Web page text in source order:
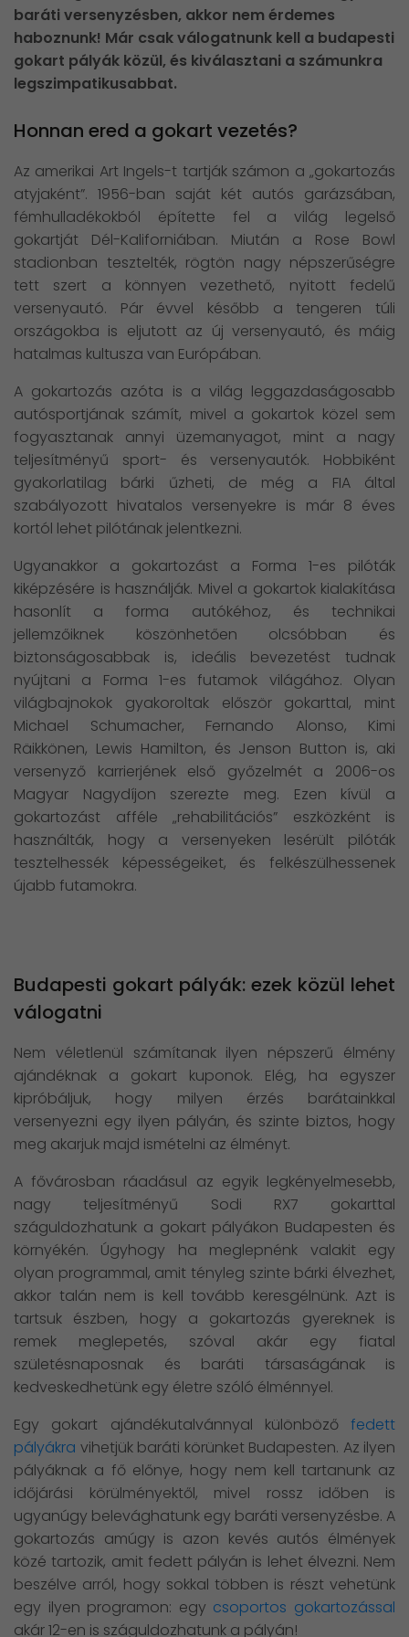
baráti versenyzésben, akkor nem érdemes
haboznunk! Már csak válogatnunk kell a budapesti
gokart pályák közül, és kiválasztani a számunkra
legszimpatikusabbat.
Honnan ered a gokart vezetés?
Az amerikai Art Ingels-t tartják számon a „gokartozás
atyjaként”. 1956-ban saját két autós garázsában,
fémhulladékokból építette fel a világ legelső
gokartját Dél-Kaliforniában. Miután a Rose Bowl
stadionban tesztelték, rögtön nagy népszerűségre
tett szert a könnyen vezethető, nyitott fedelű
versenyautó. Pár évvel később a tengeren túli
országokba is eljutott az új versenyautó, és máig
hatalmas kultusza van Európában.
A gokartozás azóta is a világ leggazdaságosabb
autósportjának számít, mivel a gokartok közel sem
fogyasztanak annyi üzemanyagot, mint a nagy
teljesítményű sport- és versenyautók. Hobbiként
gyakorlatilag bárki űzheti, de még a FIA által
szabályozott hivatalos versenyekre is már 8 éves
kortól lehet pilótának jelentkezni.
Ugyanakkor a gokartozást a Forma 1-es pilóták
kiképzésére is használják. Mivel a gokartok kialakítása
hasonlít a forma autókéhoz, és technikai
jellemzőiknek köszönhetően olcsóbban és
biztonságosabbak is, ideális bevezetést tudnak
nyújtani a Forma 1-es futamok világához. Olyan
világbajnokok gyakoroltak először gokarttal, mint
Michael Schumacher, Fernando Alonso, Kimi
Räikkönen, Lewis Hamilton, és Jenson Button is, aki
versenyző karrierjének első győzelmét a 2006-os
Magyar Nagydíjon szerezte meg. Ezen kívül a
gokartozást afféle „rehabilitációs” eszközként is
használták, hogy a versenyeken lesérült pilóták
tesztelhessék képességeiket, és felkészülhessenek
újabb futamokra.
Budapesti gokart pályák: ezek közül lehet
válogatni
Nem véletlenül számítanak ilyen népszerű élmény
ajándéknak a gokart kuponok. Elég, ha egyszer
kipróbáljuk, hogy milyen érzés barátainkkal
versenyezni egy ilyen pályán, és szinte biztos, hogy
meg akarjuk majd ismételni az élményt.
A fővárosban ráadásul az egyik legkényelmesebb,
nagy teljesítményű Sodi RX7 gokarttal
száguldozhatunk a gokart pályákon Budapesten és
környékén. Úgyhogy ha meglepnénk valakit egy
olyan programmal, amit tényleg szinte bárki élvezhet,
akkor talán nem is kell tovább keresgélnünk. Azt is
tartsuk észben, hogy a gokartozás gyereknek is
remek meglepetés, szóval akár egy fiatal
születésnaposnak és baráti társaságának is
kedveskedhetünk egy életre szóló élménnyel.
Egy gokart ajándékutalvánnyal különböző fedett
pályákra vihetjük baráti körünket Budapesten. Az ilyen
pályáknak a fő előnye, hogy nem kell tartanunk az
időjárási körülményektől, mivel rossz időben is
ugyanúgy belevághatunk egy baráti versenyzésbe. A
gokartozás amúgy is azon kevés autós élmények
közé tartozik, amit fedett pályán is lehet élvezni. Nem
beszélve arról, hogy sokkal többen is részt vehetünk
egy ilyen programon: egy csoportos gokartozással
akár 12-en is száguldozhatunk a pályán!